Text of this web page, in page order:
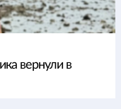
вернули в